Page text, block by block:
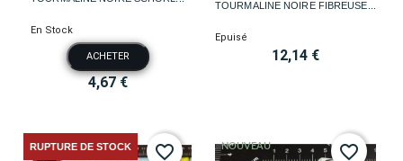
En Stock
ACHETER
4,67 €
TOURMALINE NOIRE FIBREUSE...
Epuisé
12,14 €
RUPTURE DE STOCK favorite_border NOUVEAU favorite_border